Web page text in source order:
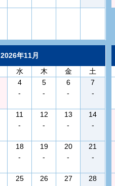
2026年11月
水 木 金
土
4
-
5
-
6
-
7
-
11
-
12
-
13
-
14
-
18
-
19
-
20
-
21
-
25
26
27
28